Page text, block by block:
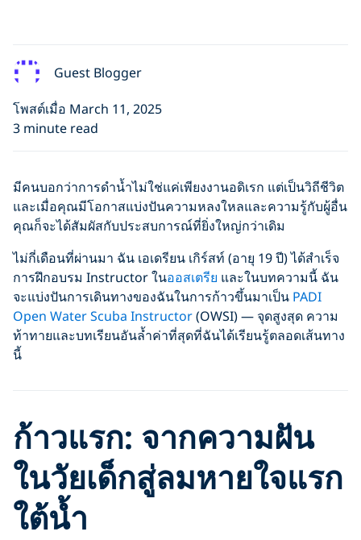
Guest Blogger
โพสต์เมื่อ March 11, 2025
3 minute read
มีคนบอกว่าการดำน้ำไม่ใช่แค่เพียงงานอดิเรก แต่เป็นวิถีชีวิต
และเมื่อคุณมีโอกาสแบ่งปันความหลงใหลและความรู้กับผู้อื่น
คุณก็จะได้สัมผัสกับประสบการณ์ที่ยิ่งใหญ่กว่าเดิม
ไม่กี่เดือนที่ผ่านมา ฉัน เอเดรียน เกิร์สท์ (อายุ 19 ปี) ได้สำเร็จ
การฝึกอบรม Instructor ในออสเตรีย และในบทความนี้ ฉัน
จะแบ่งปันการเดินทางของฉันในการก้าวขึ้นมาเป็น PADI
Open Water Scuba Instructor(OWSI) — จุดสูงสุด ความ
ท้าทายและบทเรียนอันล้ำค่าที่สุดที่ฉันได้เรียนรู้ตลอดเส้นทาง
นี้
ก้าวแรก: จากความฝัน
ในวัยเด็กสู่ลมหายใจแรก
ใต้น้ำ